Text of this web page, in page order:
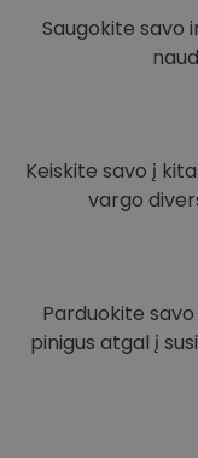
Saugokite savo
Keiskite savo į
vargo
Parduokite
pinigus atgal į